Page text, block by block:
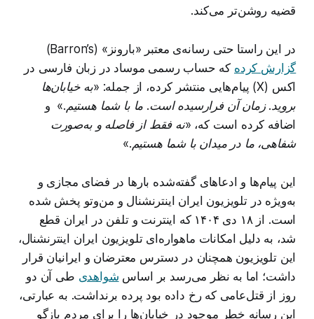
قضیه روشن‌تر می‌کند.
در این راستا حتی رسانه‌ی معتبر «بارونز» (Barron’s)
گزارش کرده که حساب رسمی موساد در زبان فارسی در
اکس (X) پیام‌هایی منتشر کرده، از جمله:
«به خیابان‌ها
بروید. زمان آن فرارسیده است. ما با شما هستیم.» و
اضافه کرده است که، «نه فقط از فاصله و به‌صورت
شفاهی، ما در میدان با شما هستیم.»
این پیام‌ها و ادعاهای گفته‌شده بارها در فضای مجازی و
به‌ویژه در تلویزیون ایران اینترنشنال و من‌وتو پخش شده
است. از ۱۸ دی ۱۴۰۴ که اینترنت و تلفن در ایران قطع
شد، به دلیل امکانات ماهواره‌ای تلویزیون ایران اینترنشنال،
این تلویزیون همچنان در دسترس معترضان و ایرانیان قرار
داشت؛ اما به نظر می‌رسد بر اساس شواهدی طی آن دو
روز از قتل‌عامی که رخ داده بود پرده برنداشت. به عبارتی،
این رسانه خطر موجود در خیابان‌ها را برای مردم بازگو